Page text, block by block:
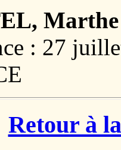
Marthe
: 27
Retour à